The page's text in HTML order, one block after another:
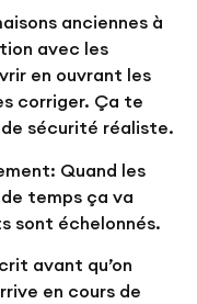
anciennes à
avec les
en ouvrant les
corriger. Ça te
sécurité réaliste.
Quand les
temps ça va
sont échelonnés.
avant qu’on
en cours de